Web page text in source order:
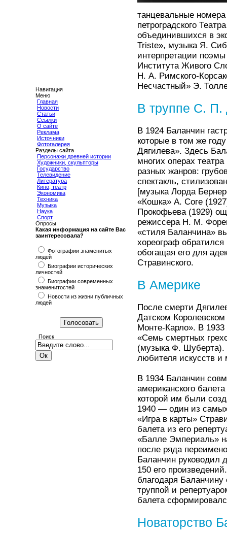
Навигация
Меню
Главная
Новости
Статьи
Ссылки
О сайте
Реклама
Источники
Фотогалерея
Разделы сайта
Персонажи древней истории
Художники, скульпторы
Государство
Телевидение
Литература
Кино, театр
Экономика
Техника
Музыка
Наука
Спорт
Опросы
Какая информация на сайте Вас
заинтересовала?
Фотографии знаменитых
людей
Биографии исторических
личностей
Биографии современных
знаменитостей
Новости из жизни публичных
людей
Поиск
танцевальные
петроградского
объединившихся в
Triste», музыка Я.
интерпретации
Института Живого
Н. А. Римского-
Несчастный» Э.
В труппе С. П.
В 1924 Баланчин
которые в том же
Дягилева». Здесь
многих операх
разных жанров:
спектакль,
[музыка Лорда
«Кошка» А. Соге
Прокофьева (1929)
режиссера Н. М.
«стиля Баланчина»
хореограф
обогащая его для
Стравинского.
В Америке
После смерти
Датском
Монте-Карло». В
«Семь смертных
(музыка Ф. Шуберта).
любителя искусств и
В 1934 Баланчин
американского
которой им были
1940 — один из
«Игра в карты»
балета из его
«Балле Эмпериаль»
после ряда
Баланчин руководил
150 его
благодаря
труппой и
балета
Новаторство